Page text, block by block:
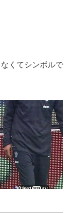
くてシンボルで